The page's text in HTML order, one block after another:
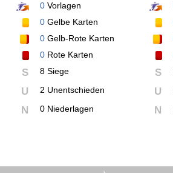
0 Vorlagen
0 Gelbe Karten
0 Gelb-Rote Karten
0 Rote Karten
S 8 Siege
U 2 Unentschieden
N 0 Niederlagen
S
U
N